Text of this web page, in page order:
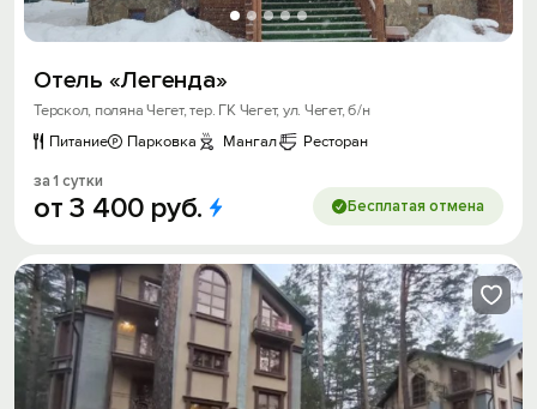
Отель «Легенда»
Терскол, поляна Чегет, тер. ГК Чегет, ул. Чегет, б/н
Питание
Парковка Мангал Ресторан
за 1 сутки
от3 400 руб. Бесплатая отмена